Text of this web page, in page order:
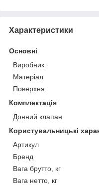
Характеристики
Основні
Виробник
Матеріал
Поверхня
Комплектація
Донний клапан
Користувальницькі
Артикул
Бренд
Вага брутто, кг
Вага нетто, кг